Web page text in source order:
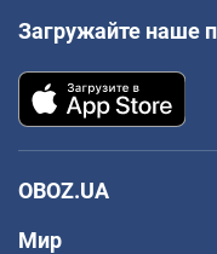
Загружайте наше
OBOZ.UA
Мир